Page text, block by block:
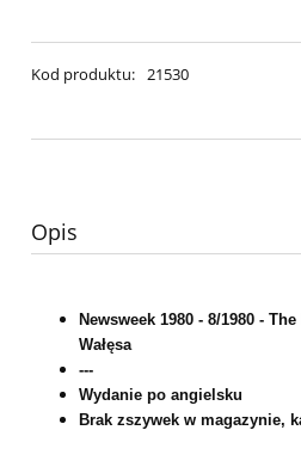
Kod produktu: 21530
Opis
Newsweek 1980 - 8/1980 -
Wałęsa
---
Wydanie po angielsku
Brak zszywek w magazynie,